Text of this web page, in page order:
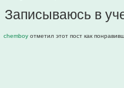
Записываюсь в
chemboy отметил этот пост как